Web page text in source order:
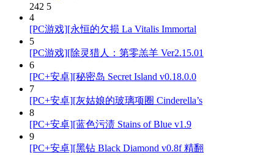
242 5
4
[PC游戏][永恒的欠损 La Vitalis Immortal
5
[PC游戏][除灵猎人：第零羔羊 Ver2.15.01
6
[PC+安卓][秘密岛 Secret Island v0.18.0.0
7
[PC+安卓][灰姑娘的玻璃项圈 Cinderella’s
8
[PC+安卓][蓝色污渍 Stains of Blue v1.9
9
[PC+安卓][黑钻 Black Diamond v0.8f 精翻